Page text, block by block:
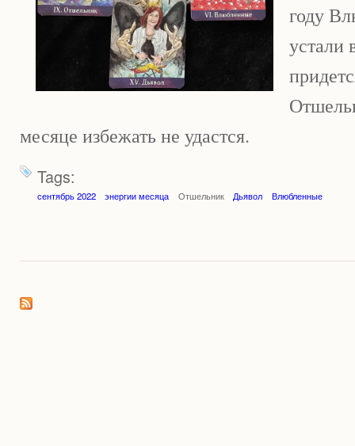
году
устали
месяце избежать не удастся.
Tags:
сентябрь 2022 энергии месяца Отшельник Дьявол Влюбленные